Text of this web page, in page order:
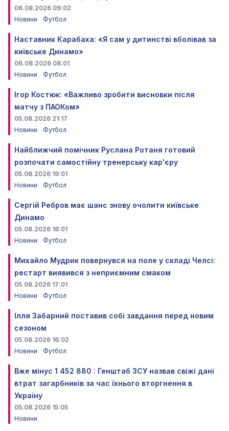
06.08.2026 09:02
Новини
Футбол
Наставник Карабаха: «Я сам у дитинстві вболівав за
київське Динамо»
06.08.2026 08:01
Новини
Футбол
Ігор Костюк: «Важливо зробити висновки після
матчу з ПАОКом»
05.08.2026 21:17
Новини
Футбол
Найближчий помічник Руслана Ротаня готовий
розпочати самостійну тренерську кар'єру
05.08.2026 19:01
Новини
Футбол
Сергій Ребров має шанс знову очолити київське
Динамо
05.08.2026 18:01
Новини
Футбол
Михайло Мудрик повернувся на поле у складі Челсі:
рестарт виявився з неприємним смаком
05.08.2026 17:01
Новини
Футбол
Ілля Забарний поставив собі завдання перед новим
сезоном
05.08.2026 16:02
Новини
Футбол
Вже мінус 1 452 880 : Генштаб ЗСУ назвав свіжі дані
втрат загарбників за час їхнього вторгнення в
Україну
05.08.2026 15:05
Новини